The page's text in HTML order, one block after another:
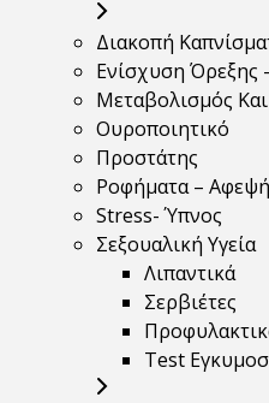
Διακοπή
Ενίσχυση Όρεξης
Μεταβολισμός
Ουροποιητικό
Προστάτης
Ροφήματα –
Stress- Ύπνος
Σεξουαλική Υγεία
Λιπαντικά
Σερβιέτες
Test